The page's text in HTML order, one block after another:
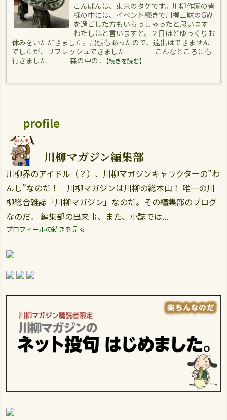
こんばんは、東京のタケです。川柳作家の皆
様の中には、イベント続きで川柳三昧のGW
を過ごした方もいらっしゃったと思います
わたしはと言いますと、２日ほどゆっくりお
休みをいただきました。出張もあったので、遠出はできません
でしたが、リフレッシュできました こんなところにも
行きました 森の中の... 【続きを読む】
profile
川柳マガジン編集部
川柳界のアイドル（？）、川柳マガジンキャラクターの”わ
んし”なのだ！ 川柳マガジンは川柳の総本山！ 唯一の川
柳総合雑誌「川柳マガジン」なのだ。その編集部のブログ
なのだ。 編集部の出来事、また、小誌では...
プロフィールの続きを見る